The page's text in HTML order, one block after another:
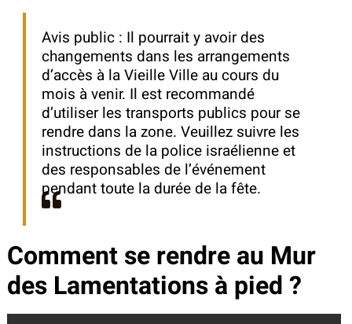
Avis public : Il pourrait y avoir des
changements dans les arrangements
d’accès à la Vieille Ville au cours du
mois à venir. Il est recommandé
d’utiliser les transports publics pour se
rendre dans la zone. Veuillez suivre les
instructions de la police israélienne et
des responsables de l’événement
pendant toute la durée de la fête.
Comment se rendre au Mur
des Lamentations à pied ?